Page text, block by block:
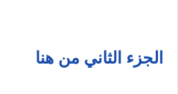
الجزء الثاني من هنا